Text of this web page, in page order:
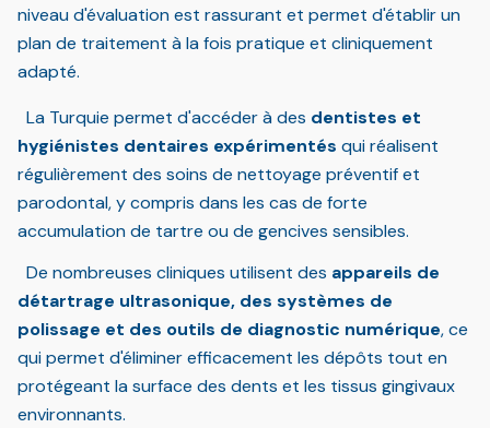
niveau d'évaluation est rassurant et permet d'établir un
plan de traitement à la fois pratique et cliniquement
adapté.
La Turquie permet d'accéder à des dentistes et
hygiénistes dentaires expérimentés qui réalisent
régulièrement des soins de nettoyage préventif et
parodontal, y compris dans les cas de forte
accumulation de tartre ou de gencives sensibles.
De nombreuses cliniques utilisent des appareils de
détartrage ultrasonique, des systèmes de
polissage et des outils de diagnostic numérique, ce
qui permet d'éliminer efficacement les dépôts tout en
protégeant la surface des dents et les tissus gingivaux
environnants.